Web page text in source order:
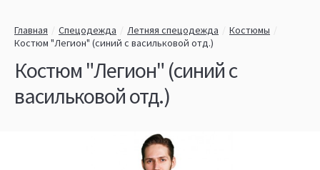
Главная Спецодежда Летняя спецодежда
Костюмы
Костюм "Легион" (синий с васильковой отд.)
Костюм "Легион" (синий с
васильковой отд.)